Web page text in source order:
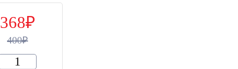
368
400